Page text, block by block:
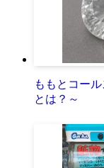
ももとコー
とは？～